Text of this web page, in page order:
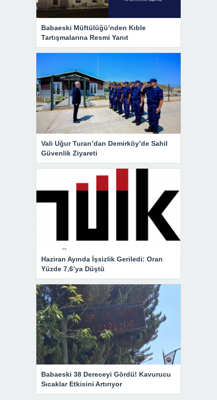
Babaeski Müftülüğü’nden Kıble
Tartışmalarına Resmi Yanıt
Vali Uğur Turan’dan Demirköy’de Sahil
Güvenlik Ziyareti
Haziran Ayında İşsizlik Geriledi: Oran
Yüzde 7,6’ya Düştü
Babaeski 38 Dereceyi Gördü! Kavurucu
Sıcaklar Etkisini Artırıyor